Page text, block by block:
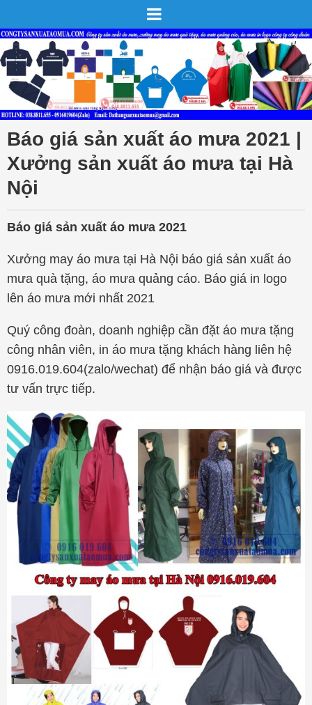
Báo giá sản xuất áo mưa 2021 |
Xưởng sản xuất áo mưa tại Hà
Nội
Báo giá sản xuất áo mưa 2021
Xưởng may áo mưa tại Hà Nội báo giá sản xuất áo
mưa quà tặng, áo mưa quảng cáo. Báo giá in logo
lên áo mưa mới nhất 2021
Quý công đoàn, doanh nghiệp cần đặt áo mưa tặng
công nhân viên, in áo mưa tặng khách hàng liên hệ
0916.019.604(zalo/wechat) để nhận báo giá và được
tư vấn trực tiếp.